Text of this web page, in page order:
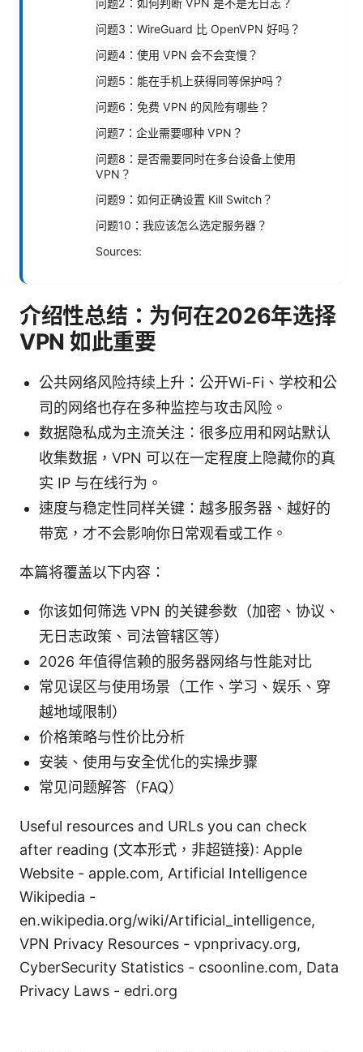
问题3：WireGuard 比 OpenVPN 好吗？
问题4：使用 VPN 会不会变慢？
问题5：能在手机上获得同等保护吗？
问题6：免费 VPN 的风险有哪些？
问题7：企业需要哪种 VPN？
问题8：是否需要同时在多台设备上使用
VPN？
问题9：如何正确设置 Kill Switch？
问题10：我应该怎么选定服务器？
Sources:
介绍性总结：为何在2026年选择
VPN 如此重要
公共网络风险持续上升：公开Wi-Fi、学校和公
司的网络也存在多种监控与攻击风险。
数据隐私成为主流关注：很多应用和网站默认
收集数据，VPN 可以在一定程度上隐藏你的真
实 IP 与在线行为。
速度与稳定性同样关键：越多服务器、越好的
带宽，才不会影响你日常观看或工作。
本篇将覆盖以下内容：
你该如何筛选 VPN 的关键参数（加密、协议、
无日志政策、司法管辖区等）
2026 年值得信赖的服务器网络与性能对比
常见误区与使用场景（工作、学习、娱乐、穿
越地域限制）
价格策略与性价比分析
安装、使用与安全优化的实操步骤
常见问题解答（FAQ）
Useful resources and URLs you can check
after reading (文本形式，非超链接): Apple
Website - apple.com, Artificial Intelligence
Wikipedia -
en.wikipedia.org/wiki/Artificial_intelligence,
VPN Privacy Resources - vpnprivacy.org,
CyberSecurity Statistics - csoonline.com, Data
Privacy Laws - edri.org